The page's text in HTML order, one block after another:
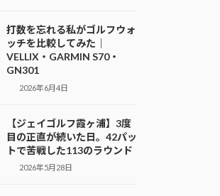
打数を忘れる私がゴルフウォ
ッチを比較してみた｜
VELLIX・GARMIN S70・
GN301
2026年6月4日
【ジェイゴルフ霞ヶ浦】3度
目の正直が続いた日。42パッ
トで苦戦した113のラウンド
2026年5月28日